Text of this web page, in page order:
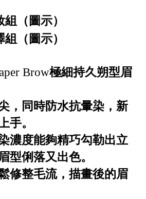
（圖示）
（圖示）
Brow極細持久朔型眉
，同時防水抗暈染，新
手。
濃度能夠精巧勾勒出立
型俐落又出色。
修整毛流，描畫後的眉